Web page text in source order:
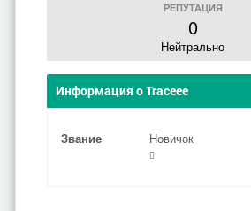
РЕПУТАЦИЯ
0
Нейтрально
Информация о Traceee
Звание Новичок